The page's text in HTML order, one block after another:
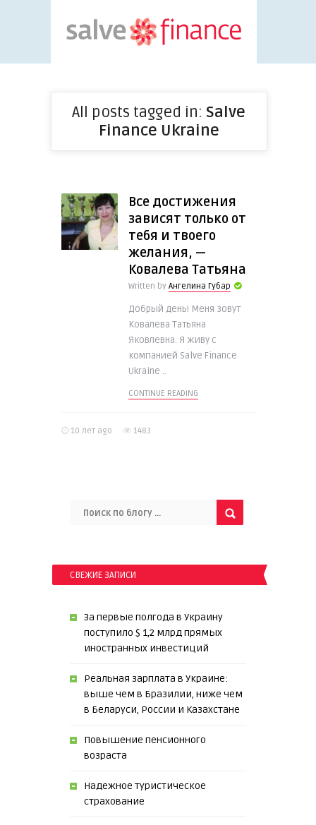
All posts tagged in: Salve
Finance Ukraine
Все достижения
зависят только от
тебя и твоего
желания, —
Ковалева Татьяна
Written by Ангелина Губар
Добрый день! Меня зовут
Ковалева Татьяна
Яковлевна. Я живу с
компанией Salve Finance
Ukraine ..
CONTINUE READING
10 лет ago 1483
СВЕЖИЕ ЗАПИСИ
За первые полгода в Украину
поступило $ 1,2 млрд прямых
иностранных инвестиций
Реальная зарплата в Украине:
выше чем в Бразилии, ниже чем
в Беларуси, России и Казахстане
Повышение пенсионного
возраста
Надежное туристическое
страхование